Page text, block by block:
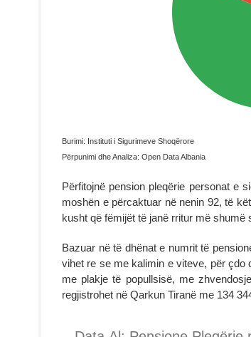
Burimi: Instituti i Sigurimeve Shoqërore
Përpunimi dhe Analiza: Open Data Albania
Përfitojnë pension pleqërie personat e
moshën e përcaktuar në nenin 92, të
kusht që fëmijët të janë rritur më
Bazuar në të dhënat e numrit të
vihet re se me kalimin e viteve, për çdo
me plakje të popullsisë, me
regjistrohet në Qarkun Tiranë me 134